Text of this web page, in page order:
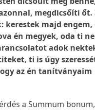
megdicsőíti őt.
kerestek majd engem,
én megyek, oda ti
adok
ti is úgy
az én tanítványaim
a Summum